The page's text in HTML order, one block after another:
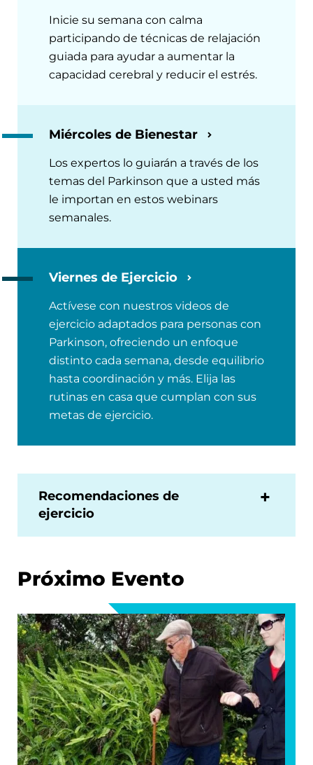
Inicie su semana con calma
participando de técnicas de relajación
guiada para ayudar a aumentar la
capacidad cerebral y reducir el estrés.
Miércoles de Bienestar
Los expertos lo guiarán a través de los
temas del Parkinson que a usted más
le importan en estos webinars
semanales.
Viernes de Ejercicio
Actívese con nuestros videos de
ejercicio adaptados para personas con
Parkinson, ofreciendo un enfoque
distinto cada semana, desde equilibrio
hasta coordinación y más. Elija las
rutinas en casa que cumplan con sus
metas de ejercicio.
Recomendaciones de
ejercicio
Próximo Evento